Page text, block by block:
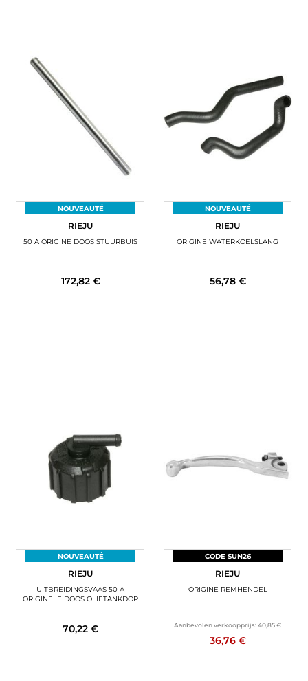
NOUVEAUTÉ
RIEJU
50 A ORIGINE DOOS STUURBUIS
172,82 €
NOUVEAUTÉ
RIEJU
ORIGINE WATERKOELSLANG
56,78 €
NOUVEAUTÉ
RIEJU
UITBREIDINGSVAAS 50 A
ORIGINELE DOOS OLIETANKDOP
70,22 €
CODE SUN26
RIEJU
ORIGINE REMHENDEL
Aanbevolen verkoopprijs:40,85 €
36,76 €